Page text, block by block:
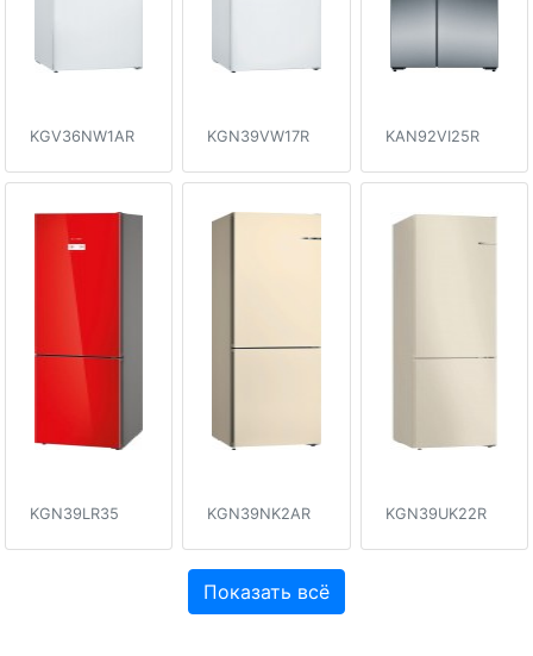
KGV36NW1AR KGN39VW17R KAN92VI25R
KGN39LR35 KGN39NK2AR KGN39UK22R
Показать всё